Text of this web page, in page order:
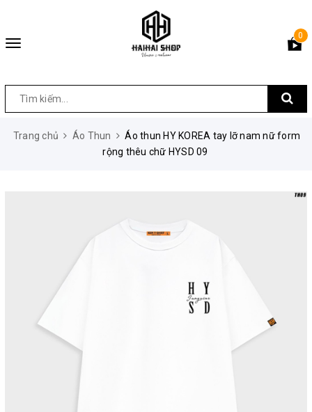
Toggle
0
Trang chủ Áo Thun
Áo thun HY KOREA tay lỡ nam nữ form
rộng thêu chữ HYSD 09